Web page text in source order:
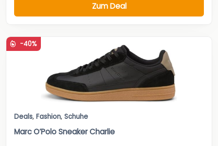
Zum Deal
-40%
Deals, Fashion, Schuhe
Marc O’Polo Sneaker Charlie